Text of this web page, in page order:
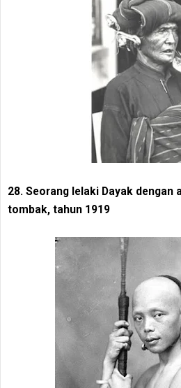
28. Seorang lelaki Dayak dengan
tombak, tahun 1919